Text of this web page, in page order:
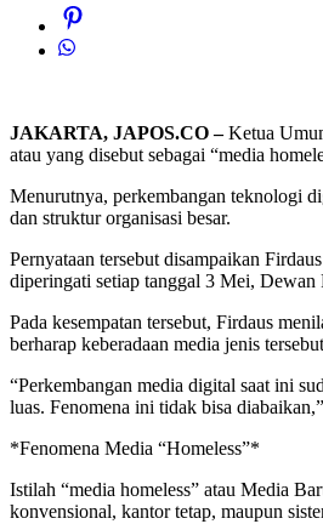
JAKARTA, JAPOS.CO –Ketua
atau yang disebut sebagai “media
Menurutnya, perkembangan teknologi
dan struktur organisasi besar.
Pernyataan tersebut disampaikan
diperingati setiap tanggal 3 Mei,
Pada kesempatan tersebut, Firdaus
berharap keberadaan media jenis
“Perkembangan media digital saat ini
luas. Fenomena ini tidak bisa
*Fenomena Media “Homeless”*
Istilah “media homeless” atau Media
konvensional, kantor tetap, maupun